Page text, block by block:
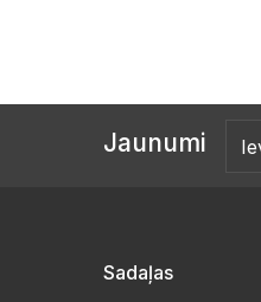
Jaunumi
Sadaļas